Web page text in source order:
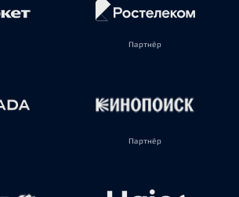
Партнёр
Партнёр